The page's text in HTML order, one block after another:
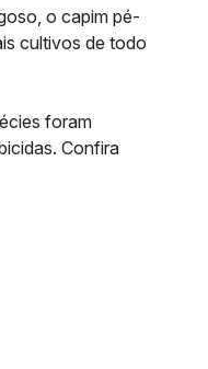
o capim pé-
cultivos de todo
foram
Confira